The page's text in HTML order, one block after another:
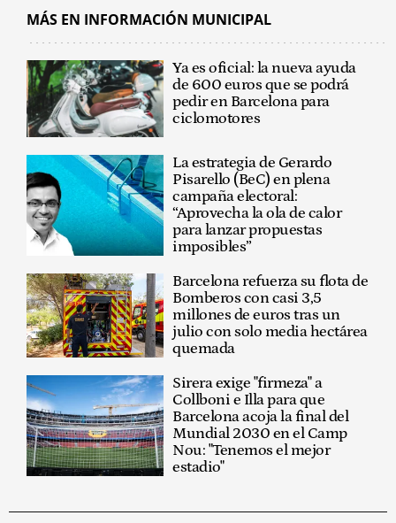
MÁS EN INFORMACIÓN MUNICIPAL
Ya es oficial: la nueva ayuda
de 600 euros que se podrá
pedir en Barcelona para
ciclomotores
La estrategia de Gerardo
Pisarello (BeC) en plena
campaña electoral:
“Aprovecha la ola de calor
para lanzar propuestas
imposibles”
Barcelona refuerza su flota de
Bomberos con casi 3,5
millones de euros tras un
julio con solo media hectárea
quemada
Sirera exige "firmeza" a
Collboni e Illa para que
Barcelona acoja la final del
Mundial 2030 en el Camp
Nou: "Tenemos el mejor
estadio"